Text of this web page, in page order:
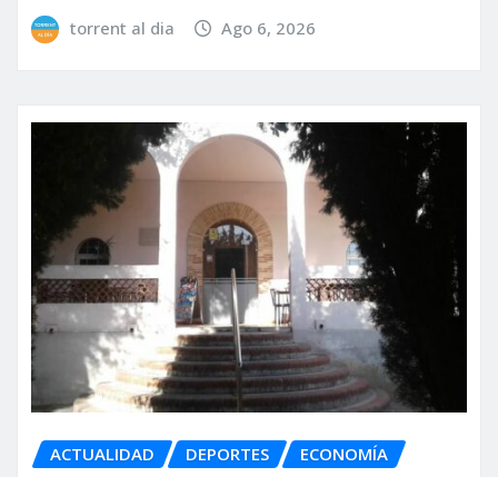
torrent al dia Ago 6, 2026
ACTUALIDAD DEPORTES ECONOMÍA